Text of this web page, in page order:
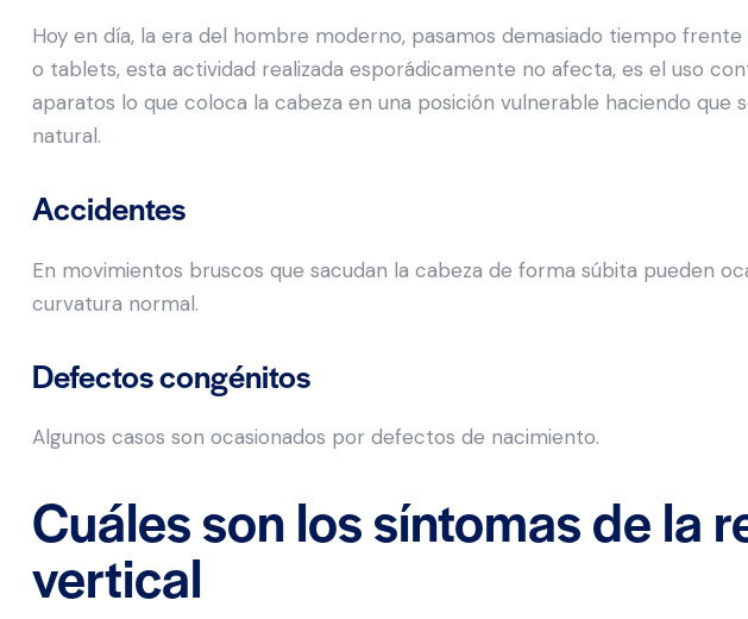
Hoy en día, la era del hombre moderno, pasamos demasiado tiempo
o tablets, esta actividad realizada esporádicamente no afecta, es el uso
aparatos lo que coloca la cabeza en una posición vulnerable haciendo que
natural.
Accidentes
En movimientos bruscos que sacudan la cabeza de forma súbita pueden
curvatura normal.
Defectos congénitos
Algunos casos son ocasionados por defectos de nacimiento.
Cuáles son los síntomas de la
vertical